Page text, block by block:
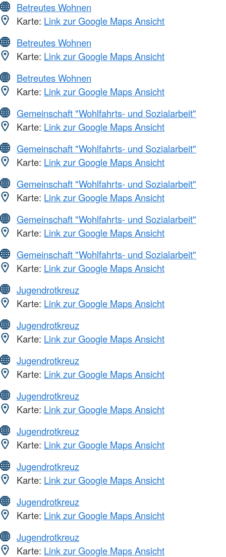
Betreutes Wohnen
Karte: Link zur Google Maps Ansicht
Betreutes Wohnen
Karte: Link zur Google Maps Ansicht
Betreutes Wohnen
Karte: Link zur Google Maps Ansicht
Gemeinschaft "Wohlfahrts- und Sozialarbeit"
Karte: Link zur Google Maps Ansicht
Gemeinschaft "Wohlfahrts- und Sozialarbeit"
Karte: Link zur Google Maps Ansicht
Gemeinschaft "Wohlfahrts- und Sozialarbeit"
Karte: Link zur Google Maps Ansicht
Gemeinschaft "Wohlfahrts- und Sozialarbeit"
Karte: Link zur Google Maps Ansicht
Gemeinschaft "Wohlfahrts- und Sozialarbeit"
Karte: Link zur Google Maps Ansicht
Jugendrotkreuz
Karte: Link zur Google Maps Ansicht
Jugendrotkreuz
Karte: Link zur Google Maps Ansicht
Jugendrotkreuz
Karte: Link zur Google Maps Ansicht
Jugendrotkreuz
Karte: Link zur Google Maps Ansicht
Jugendrotkreuz
Karte: Link zur Google Maps Ansicht
Jugendrotkreuz
Karte: Link zur Google Maps Ansicht
Jugendrotkreuz
Karte: Link zur Google Maps Ansicht
Jugendrotkreuz
Karte: Link zur Google Maps Ansicht